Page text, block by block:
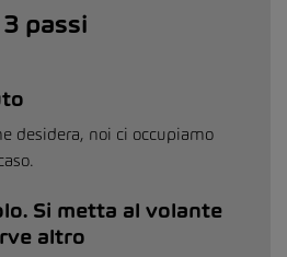
passi
desidera, noi ci occupiamo
Si metta al volante
altro